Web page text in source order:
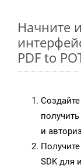
Начните
PDF to
и
SDK для